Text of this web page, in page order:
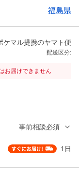
福島県
ケマル提携のヤマト便
配送区分:
お届けできません
事前相談必須
1日